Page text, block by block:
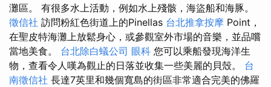
灘區。 有很多水上活動，例如水上殘骸，海盜船和海豚。
徵信社 訪問粉紅色街道上的Pinellas 台北推拿按摩 Point，
在聖皮特海灘上放鬆身心，或參觀室外市場的音樂，並品嚐
當地美食。 台北除白蟻公司 眼科 您可以乘船發現海洋生
物，查看令人嘆為觀止的日落並收集一些美麗的貝殼。 台
南徵信社 長達7英里和幾個寬島的街區非常適合完美的佛羅